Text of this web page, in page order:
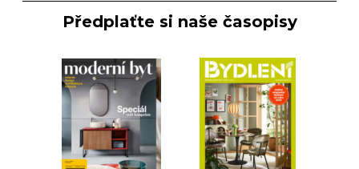
Předplaťte si naše časopisy